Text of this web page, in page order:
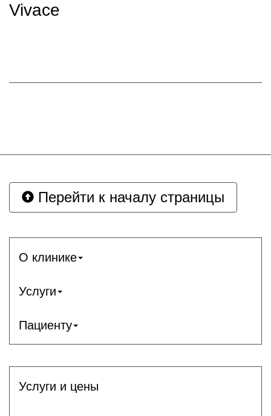
Vivace
Перейти к началу страницы
О клинике
Услуги
Пациенту
Услуги и цены